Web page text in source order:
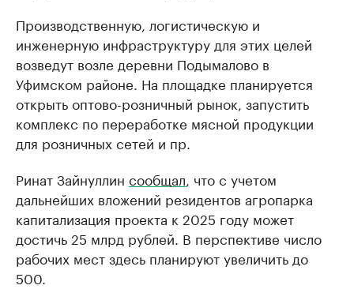
Производственную, логистическую и
инженерную инфраструктуру для этих целей
возведут возле деревни Подымалово в
Уфимском районе. На площадке планируется
открыть оптово-розничный рынок, запустить
комплекс по переработке мясной продукции
для розничных сетей и пр.
Ринат Зайнуллин сообщал, что с учетом
дальнейших вложений резидентов агропарка
капитализация проекта к 2025 году может
достичь 25 млрд рублей. В перспективе число
рабочих мест здесь планируют увеличить до
500.